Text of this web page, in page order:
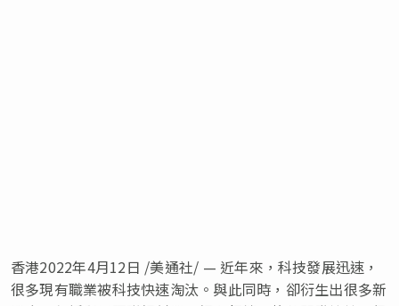
香港2022年4月12日 /美通社/ — 近年來，科技發展迅速，
很多現有職業被科技快速淘汰。與此同時，卻衍生出很多新